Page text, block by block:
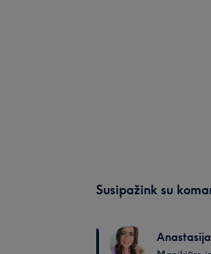
Susipažink su
Anastasija